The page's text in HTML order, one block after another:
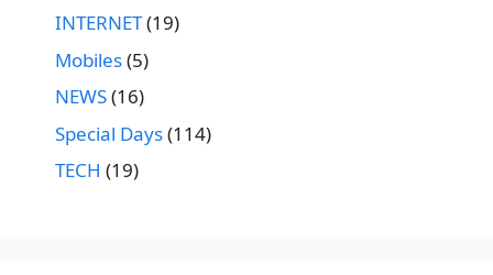
INTERNET(19)
Mobiles(5)
NEWS(16)
Special Days(114)
TECH (19)